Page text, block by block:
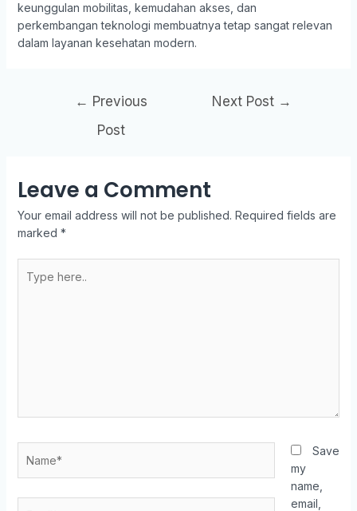
keunggulan mobilitas, kemudahan akses, dan
perkembangan teknologi membuatnya tetap sangat relevan
dalam layanan kesehatan modern.
← Previous
Post
Next Post →
Leave a Comment
Your email address will not be published. Required fields are
marked *
Save
my
name,
email,